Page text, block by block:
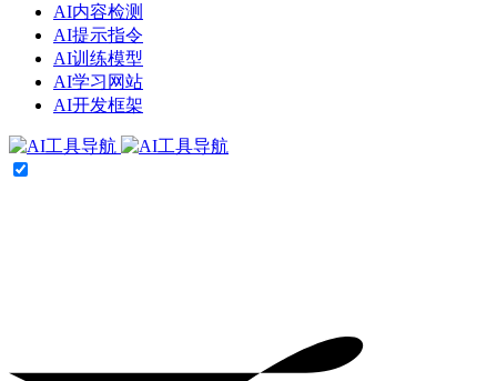
AI内容检测
AI提示指令
AI训练模型
AI学习网站
AI开发框架